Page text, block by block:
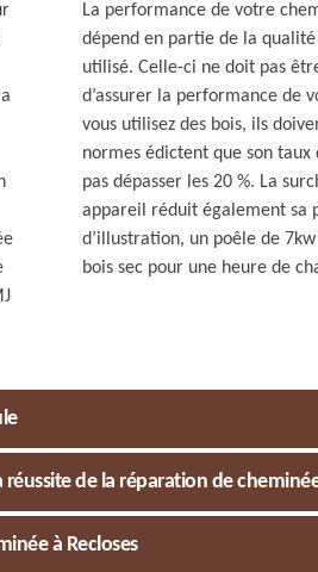
La performance de votre
dépend en partie de la
utilisé. Celle-ci ne doit pas
d’assurer la performance de
vous utilisez des bois, ils
normes édictent que son taux
pas dépasser les 20 %. La
appareil réduit également sa
d’illustration, un poêle de
bois sec pour une heure de
de la réparation de
à Recloses